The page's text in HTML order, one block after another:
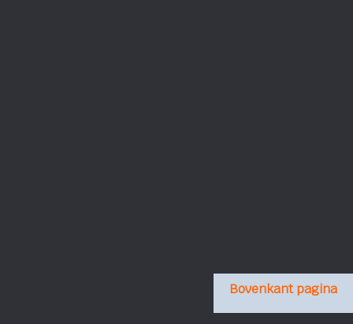
Bovenkant pagina